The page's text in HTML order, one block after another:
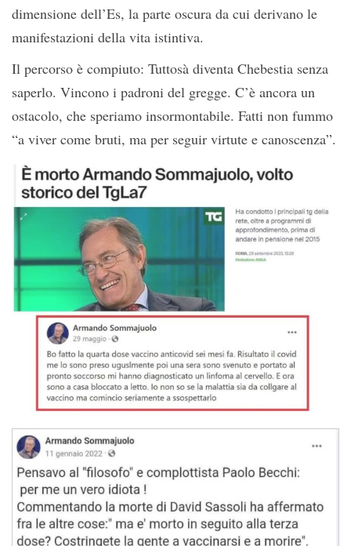
dimensione dell’Es, la parte oscura da cui derivano le
manifestazioni della vita istintiva.
Il percorso è compiuto: Tuttosà diventa Chebestia senza
saperlo. Vincono i padroni del gregge. C’è ancora un
ostacolo, che speriamo insormontabile. Fatti non fummo
“a viver come bruti, ma per seguir virtute e canoscenza”.